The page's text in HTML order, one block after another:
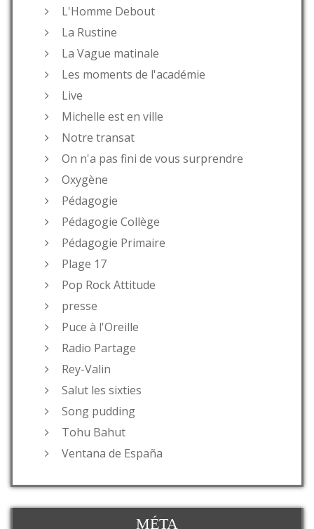
L'Homme Debout
La Rustine
La Vague matinale
Les moments de l'académie
Live
Michelle est en ville
Notre transat
On n'a pas fini de vous surprendre
Oxygène
Pédagogie
Pédagogie Collège
Pédagogie Primaire
Plage 17
Pop Rock Attitude
presse
Puce à l'Oreille
Radio Partage
Rey-Valin
Salut les sixties
Song pudding
Tohu Bahut
Ventana de España
MÉTA